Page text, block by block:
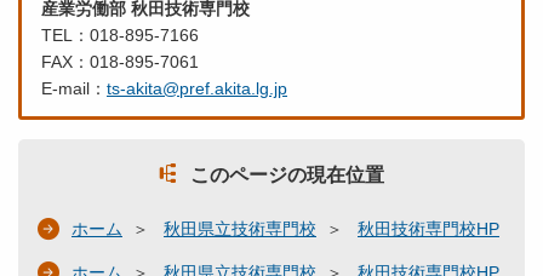
産業労働部 秋田技術専門校
TEL：018-895-7166
FAX：018-895-7061
E-mail： ts-akita@pref.akita.lg.jp
このページの現在位置
ホーム 秋田県立技術専門校 秋田技術専門校HP
ホーム 秋田県立技術専門校
秋田技術専門校HP